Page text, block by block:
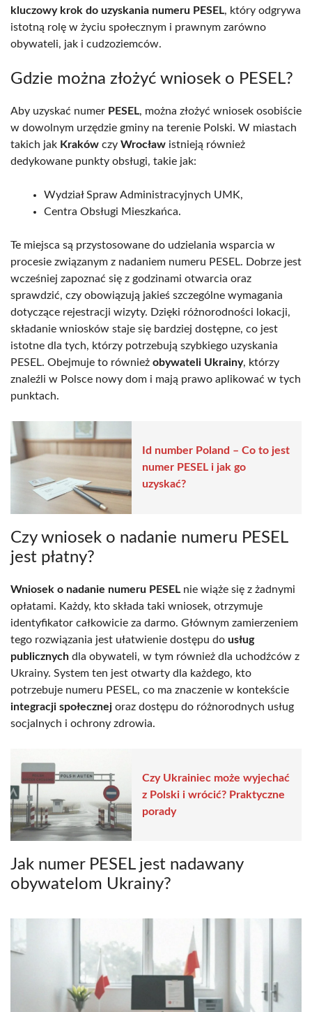
kluczowy krok do uzyskania numeru PESEL, który odgrywa
istotną rolę w życiu społecznym i prawnym zarówno
obywateli, jak i cudzoziemców.
Gdzie można złożyć wniosek o PESEL?
Aby uzyskać numer PESEL, można złożyć wniosek osobiście
w dowolnym urzędzie gminy na terenie Polski. W miastach
takich jak Kraków czy Wrocław istnieją również
dedykowane punkty obsługi, takie jak:
Wydział Spraw Administracyjnych UMK,
Centra Obsługi Mieszkańca.
Te miejsca są przystosowane do udzielania wsparcia w
procesie związanym z nadaniem numeru PESEL. Dobrze jest
wcześniej zapoznać się z godzinami otwarcia oraz
sprawdzić, czy obowiązują jakieś szczególne wymagania
dotyczące rejestracji wizyty. Dzięki różnorodności lokacji,
składanie wniosków staje się bardziej dostępne, co jest
istotne dla tych, którzy potrzebują szybkiego uzyskania
PESEL. Obejmuje to również obywateli Ukrainy, którzy
znaleźli w Polsce nowy dom i mają prawo aplikować w tych
punktach.
Id number Poland – Co to jest
numer PESEL i jak go
uzyskać?
Czy wniosek o nadanie numeru PESEL
jest płatny?
Wniosek o nadanie numeru PESEL nie wiąże się z żadnymi
opłatami. Każdy, kto składa taki wniosek, otrzymuje
identyfikator całkowicie za darmo. Głównym zamierzeniem
tego rozwiązania jest ułatwienie dostępu do usług
publicznych dla obywateli, w tym również dla uchodźców z
Ukrainy. System ten jest otwarty dla każdego, kto
potrzebuje numeru PESEL, co ma znaczenie w kontekście
integracji społecznej oraz dostępu do różnorodnych usług
socjalnych i ochrony zdrowia.
Czy Ukrainiec może wyjechać
z Polski i wrócić? Praktyczne
porady
Jak numer PESEL jest nadawany
obywatelom Ukrainy?